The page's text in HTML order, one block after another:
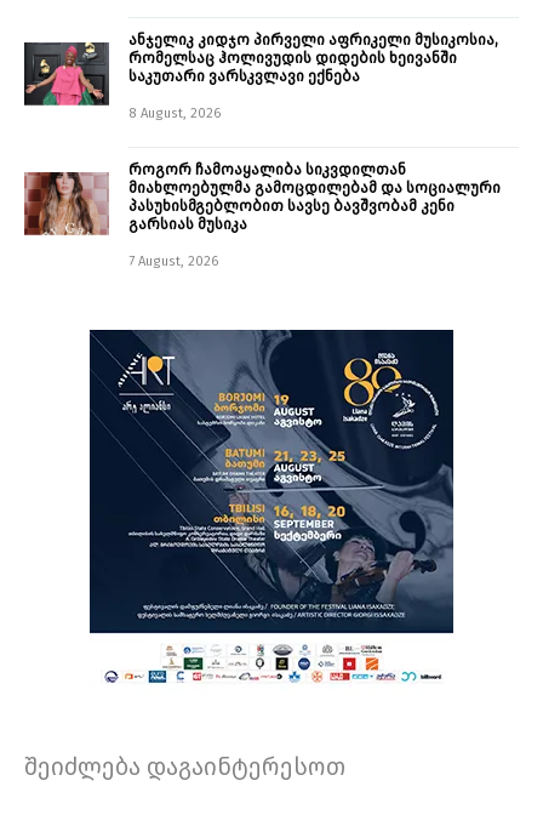
ანჯელიკ კიდჯო პირველი აფრიკელი მუსიკოსია,
რომელსაც ჰოლივუდის დიდების ხეივანში
საკუთარი ვარსკვლავი ექნება
8 August, 2026
როგორ ჩამოაყალიბა სიკვდილთან
მიახლოებულმა გამოცდილებამ და სოციალური
პასუხისმგებლობით სავსე ბავშვობამ კენი
გარსიას მუსიკა
7 August, 2026
შეიძლება დაგაინტერესოთ